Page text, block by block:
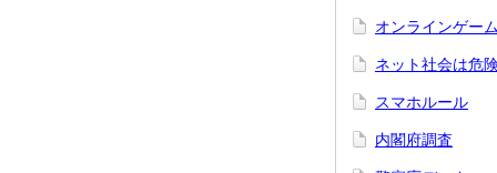
オンラインゲーム
ネット社会は危
スマホルール
内閣府調査